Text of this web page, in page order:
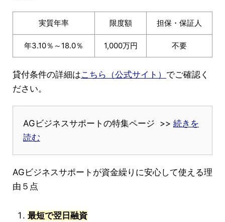
実質年率 限度額 担保・保証人
年3.10％～18.0％ 1,000万円 不要
貸付条件の詳細はこちら（公式サイト） でご確認く
ださい。
AGビジネスサポートの特集ページ >> 続きを
読む
AGビジネスサポートが資金繰りに安心して使える理
由５点
最短で翌日融資